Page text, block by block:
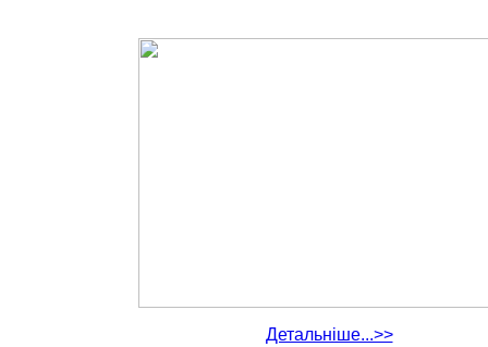
Детальніше...>>